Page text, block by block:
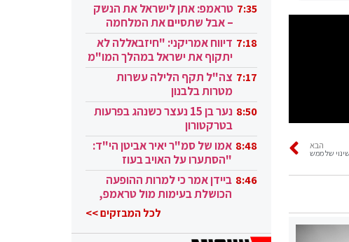
הבא
של ממש
7:35 טראמפ: אתן לישראל את הנשק
– אבל שתסיים את המלחמה
בעזה 7:18 דיווח אמריקני: "חיזבאללה לא
יתקוף את ישראל במהלך המו"מ
בקטאר" 7:17 צה"ל תקף הלילה עשרות
מטרות בלבנון
8:50
נער בן 15 נעצר כשנהג בפרעות
בטרקטורון
8:48 אמו של סמ"ר יאיר אביטן הי"ד:
"הסתערו על האויב בעוז
ובגבורה" 8:46 ביידן אמר כי למרות ההופעה
הכושלת בעימות מול טראמפ,
לכל המבזקים >>